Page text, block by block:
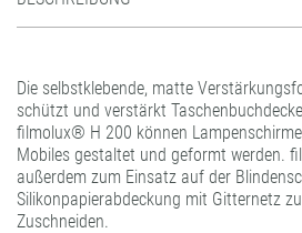
Filzrakel
Teflonfalzbein
gudy® DS 10 / 11 / 12
print performance glass dusted
print performance glass etched
print performance glass silver
gudy® 802
gudy® 803 power-tack
gudy® 806 hybrid
gudy® 808 PP opaque
gudy® 831 Fine Art
Die selbstklebende, matte
schützt und verstärkt
filmolux® H 200 können
Mobiles gestaltet und geformt werden.
außerdem zum Einsatz auf der
Silikonpapierabdeckung mit Gitternetz
Zuschneiden.